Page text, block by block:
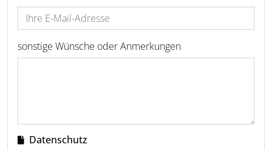
sonstige Wünsche oder Anmerkungen
Datenschutz